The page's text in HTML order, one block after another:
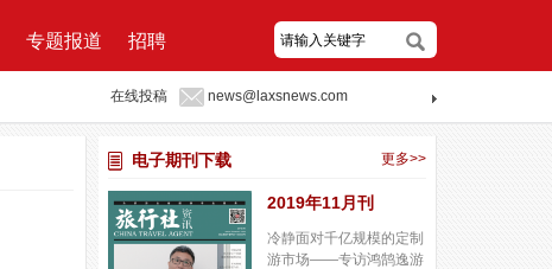
专题报道 招聘
在线投稿 news@laxsnews.com
更多>>
电子期刊下载
2019年11月刊
冷静面对千亿规模的定制
游市场——专访鸿鹄逸游